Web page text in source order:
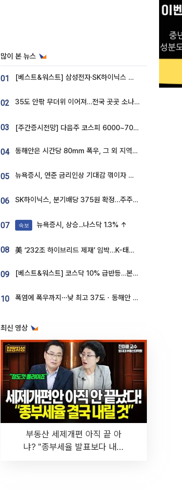
많이 본 뉴스
01 [베스트&워스트] 삼성전자·SK하이닉스 밀린 한 주…상상인증권은 85% 급등
02 35도 안팎 무더위 이어져…전국 곳곳 소나기 [오늘 날씨]
03 [주간증시전망] 다음주 코스피 6000~7000⋯“外人 수급은 정책이 변수”
04 동해안은 시간당 80㎜ 폭우, 그 외 지역은 폭염…‘극과 극 날씨’
05 뉴욕증시, 연준 금리인상 기대감 꺾이자 상승...S&P500 사상 최고치 [종합]
06 SK하이닉스, 분기배당 375원 확정…주주환원책 9월로 앞당겨 발표
07 속보 뉴욕증시, 상승...나스닥 1.3% ↑
08 美 ‘232조 하이브리드 제재’ 임박…K-태양광, 불확실성 털고 날개 다나
09 [베스트&워스트] 코스닥 10% 급반등…본느, 최대주주 변경 기대에 270% 폭등
10 폭염에 폭우까지⋯낮 최고 37도ㆍ동해안 강한 비 [날씨]
최신 영상
부동산 세제개편 아직 끝 아
냐? "종부세율 발표보다 내릴